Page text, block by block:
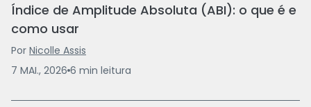
Índice de Amplitude Absoluta (ABI): o que é e
como usar
Por Nicolle Assis
7 MAI., 2026 6 min leitura